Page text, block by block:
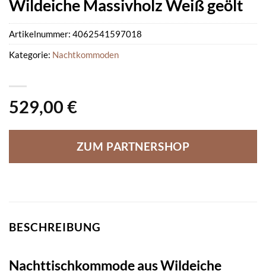
Wildeiche Massivholz Weiß geölt
529,00 €
ZUM PARTNERSHOP
Artikelnummer: 4062541597018
Kategorie: Nachtkommoden
BESCHREIBUNG
Nachttischkommode aus Wildeiche